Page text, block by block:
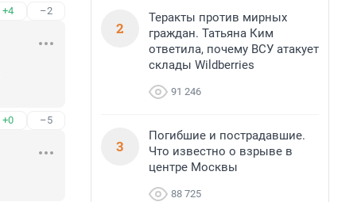
+4 –2
+0 –5
2
Теракты против мирных
граждан. Татьяна Ким
ответила, почему ВСУ атакует
склады Wildberries
91 246
3
Погибшие и пострадавшие.
Что известно о взрыве в
центре Москвы
88 725